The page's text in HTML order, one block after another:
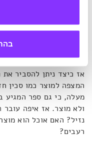
מקום נשאר לדמיון
טריק שיווקי שיכול
אז כיצד ניתן להסביר
המצפה למוצר כמו סכין
מעלה, כי גם ספר המגיע
ולא מוצר. אז איפה עובר
נזיל? האם אוכל הוא
רעבים?